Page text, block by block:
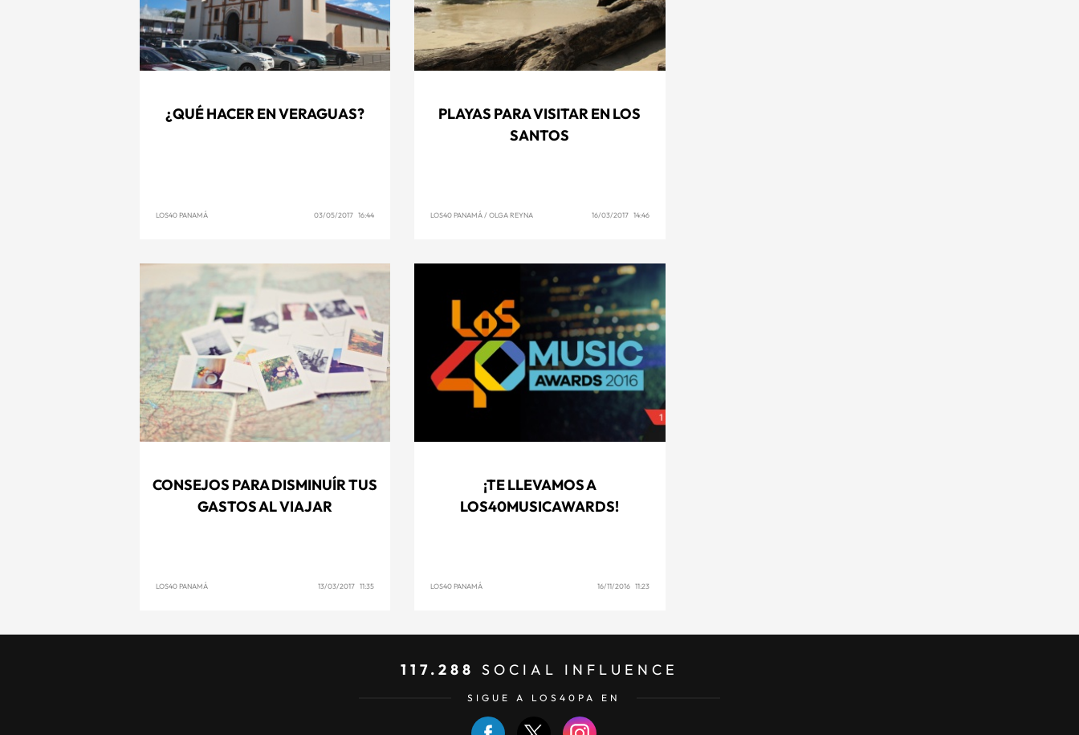
¿QUÉ HACER EN VERAGUAS?
LOS40 PANAMÁ 03/05/2017 16:44
PLAYAS PARA VISITAR EN LOS
SANTOS
LOS40 PANAMÁ/ OLGA REYNA 16/03/2017 14:46
CONSEJOS PARA DISMINUÍR TUS
GASTOS AL VIAJAR
LOS40 PANAMÁ 13/03/2017 11:35
¡TE LLEVAMOS A
LOS40MUSICAWARDS!
LOS40 PANAMÁ 16/11/2016 11:23
117.288 SOCIAL INFLUENCE
SIGUE A LOS40PA EN